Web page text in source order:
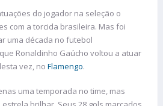
do jogador na seleção o
com a torcida brasileira. Mas foi
uma década no futebol
Ronaldinho Gaúcho voltou a atuar
vez, no Flamengo.
uma temporada no time, mas